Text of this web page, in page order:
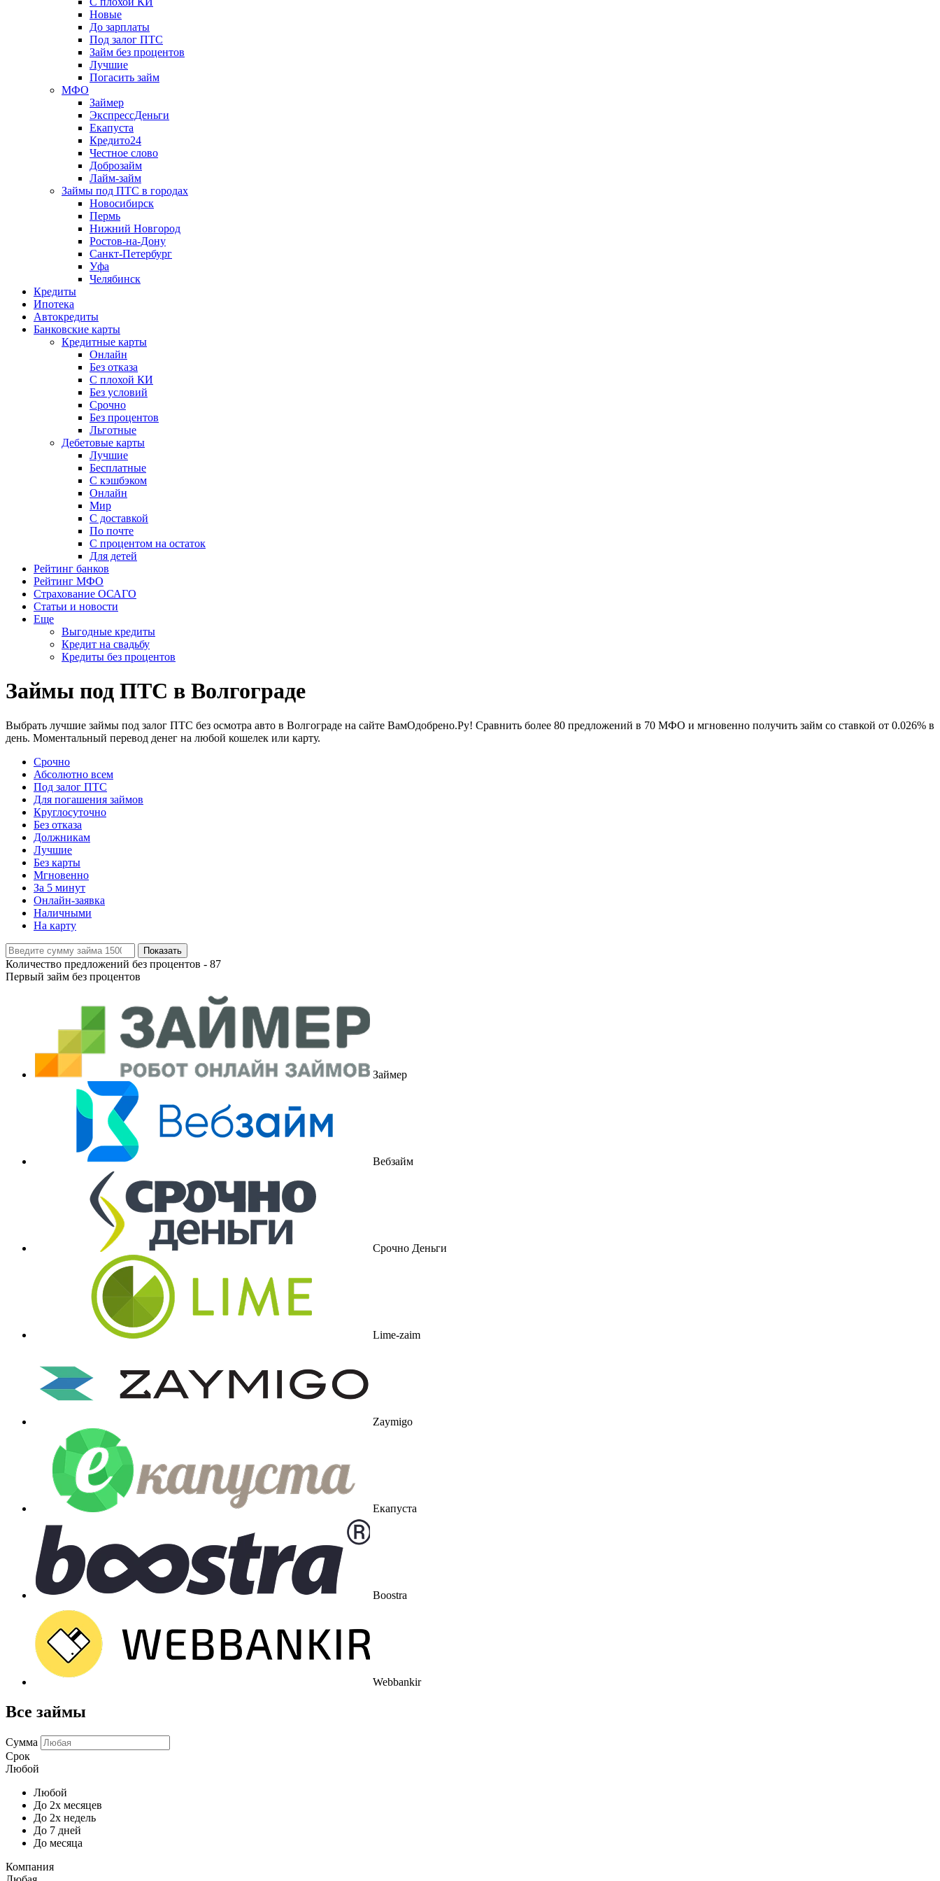
Новые
До зарплаты
Под залог ПТС
Займ без процентов
Лучшие
Погасить займ
МФО
Займер
ЭкспрессДеньги
Екапуста
Кредито24
Честное слово
Доброзайм
Лайм-займ
Займы под ПТС в городах
Новосибирск
Пермь
Нижний Новгород
Ростов-на-Дону
Санкт-Петербург
Уфа
Челябинск
Кредиты
Ипотека
Автокредиты
Банковские карты
Кредитные карты
Онлайн
Без отказа
С плохой КИ
Без условий
Срочно
Без процентов
Льготные
Дебетовые карты
Лучшие
Бесплатные
С кэшбэком
Онлайн
Мир
С доставкой
По почте
С процентом на остаток
Для детей
Рейтинг банков
Рейтинг МФО
Страхование ОСАГО
Статьи и новости
Еще
Выгодные кредиты
Кредит на свадьбу
Кредиты без процентов
Займы под ПТС в Волгограде
Выбрать лучшие займы под залог ПТС без осмотра авто в Волгограде на сайте ВамОдобрено.Ру! Сравнить более 80 предложений в 70 МФО и мгновенно получить займ со ставкой от 0.026% в
день. Моментальный перевод денег на любой кошелек или карту.
Срочно
Абсолютно всем
Под залог ПТС
Для погашения займов
Круглосуточно
Без отказа
Должникам
Лучшие
Без карты
Мгновенно
За 5 минут
Онлайн-заявка
Наличными
На карту
Показать
Количество предложений без процентов - 87
Первый займ без процентов
Займер
Вебзайм
Срочно Деньги
Lime-zaim
Zaymigo
Екапуста
Boostra
Webbankir
Все займы
Сумма
Срок
Любой
Любой
До 2х месяцев
До 2х недель
До 7 дней
До месяца
Компания